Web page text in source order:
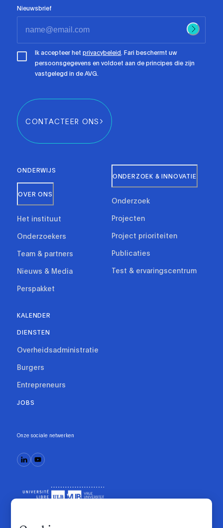
Nieuwsbrief
Ik accepteer hetprivacybeleid. Fari beschermt uw
persoonsgegevens en voldoet aan de principes die zijn
vastgelegd in de AVG.
CONTACTEER ONS
ONDERWIJS
OVER ONS
Het instituut
Onderzoekers
Team & partners
Nieuws & Media
Perspakket
ONDERZOEK & INNOVATIE
Onderzoek
Projecten
Project prioriteiten
Publicaties
Test & ervaringscentrum
KALENDER
DIENSTEN
Overheidsadministratie
Burgers
Entrepreneurs
JOBS
Onze sociale netwerken